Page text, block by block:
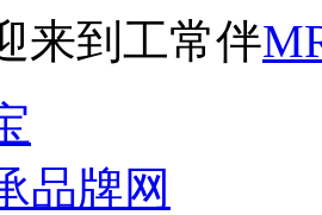
来到工常伴
品牌网